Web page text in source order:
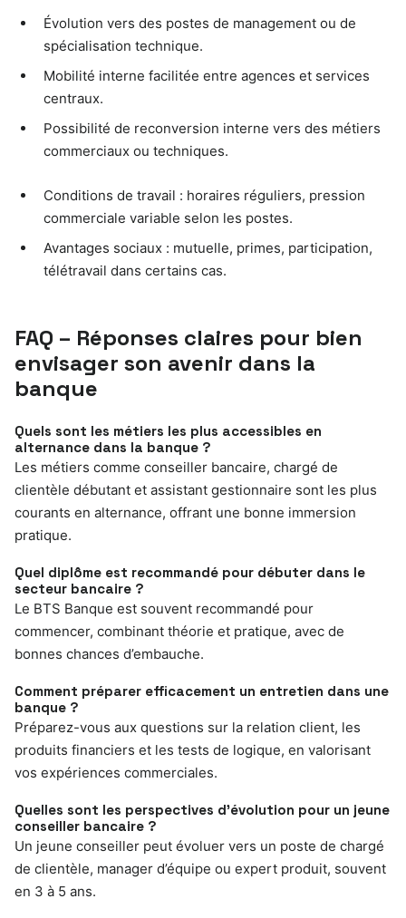
Évolution vers des postes de management ou de
spécialisation technique.
Mobilité interne facilitée entre agences et services
centraux.
Possibilité de reconversion interne vers des métiers
commerciaux ou techniques.
Conditions de travail : horaires réguliers, pression
commerciale variable selon les postes.
Avantages sociaux : mutuelle, primes, participation,
télétravail dans certains cas.
FAQ – Réponses claires pour bien
envisager son avenir dans la
banque
Quels sont les métiers les plus accessibles en
alternance dans la banque ?
Les métiers comme conseiller bancaire, chargé de
clientèle débutant et assistant gestionnaire sont les plus
courants en alternance, offrant une bonne immersion
pratique.
Quel diplôme est recommandé pour débuter dans le
secteur bancaire ?
Le BTS Banque est souvent recommandé pour
commencer, combinant théorie et pratique, avec de
bonnes chances d’embauche.
Comment préparer efficacement un entretien dans une
banque ?
Préparez-vous aux questions sur la relation client, les
produits financiers et les tests de logique, en valorisant
vos expériences commerciales.
Quelles sont les perspectives d’évolution pour un jeune
conseiller bancaire ?
Un jeune conseiller peut évoluer vers un poste de chargé
de clientèle, manager d’équipe ou expert produit, souvent
en 3 à 5 ans.